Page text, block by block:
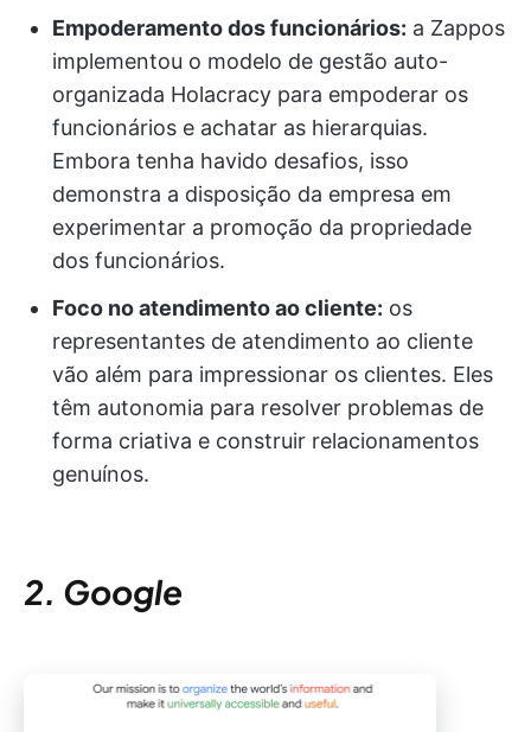
Empoderamento dos funcionários: a Zappos
implementou o modelo de gestão auto-
organizada Holacracy para empoderar os
funcionários e achatar as hierarquias.
Embora tenha havido desafios, isso
demonstra a disposição da empresa em
experimentar a promoção da propriedade
dos funcionários.
Foco no atendimento ao cliente: os
representantes de atendimento ao cliente
vão além para impressionar os clientes. Eles
têm autonomia para resolver problemas de
forma criativa e construir relacionamentos
genuínos.
2. Google